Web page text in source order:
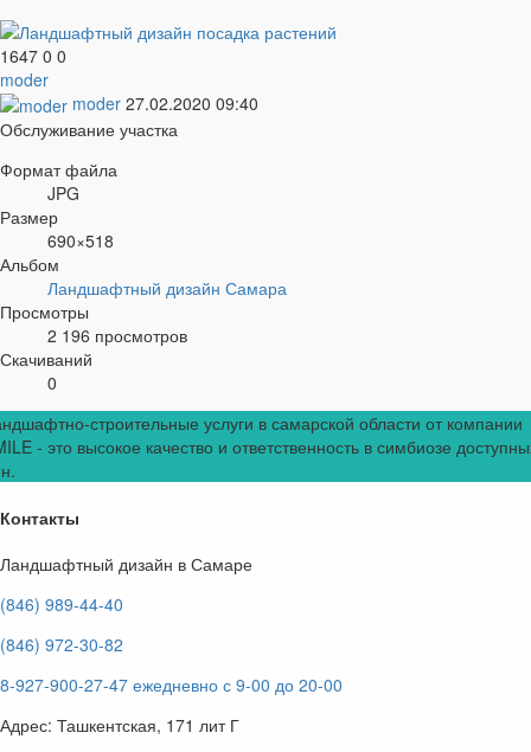
1647 0 0
moder
moder 27.02.2020 09:40
Обслуживание участка
Формат файла
JPG
Размер
690×518
Альбом
Ландшафтный дизайн Самара
Просмотры
2 196 просмотров
Скачиваний
0
строительные услуги в самарской области от компании
- это высокое качество и ответственность в симбиозе
Контакты
Ландшафтный дизайн в Самаре
(846) 989-44-40
(846) 972-30-82
8-927-900-27-47 ежедневно с 9-00 до 20-00
Адрес: Ташкентская, 171 лит Г